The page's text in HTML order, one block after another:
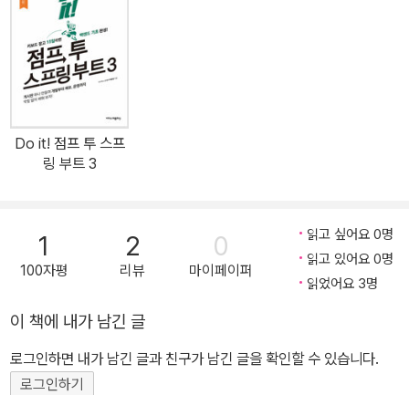
다. 최신 스프링 부트 3.5.0 버전을 기반으로 하고 있으며, 유튜브 강
의와 깃허브 Q&A 등 다양한 학습 지원도 함께 제공한다. 스프링 부트
입문부터 실무 적용까지, 한 권으로 백엔드 개발을 끝내고 싶을 때 개
념은 물론 실습과 배포까지, 실전 중심으로 탄탄히 익히고 싶을 때 혼
자서도 따라할 수 있는 실습 위주 학습서가 필요할 때 》 하나, 실무 중
심의 학습 흐름으로 백엔드 개발 전 과정을 체계적으로 익힌다! 이 책
플리케이션이며, 기획부터 화면 설계, DB 연동, 인증과 보안, 배포까
지 전체 개발 과정을 따라간다. 초심자도 흐름을 잃지 않도록 각 장마
다 실습 중심으로 구성되어 있으며, 핵심 개념은 구체적인 예제와 함
지, 최신 백엔드 기술을 손으로 익힌다! JPA, 타임리프, 스프링 시큐
리티, 통합/단위 테스트, 웹 필터 등 기본적인 백엔드 기술은 물론, A
WS와 도커를 이용한 실제 배포 환경까지 직접 구성해 본다. 또한 챕
Do it! 점프 투 스프
링 부트 3
1
100자평
2
리뷰
0
마이페이퍼
읽고 싶어요 0명
읽고 있어요 0명
읽었어요 3명
이 책에 내가 남긴 글
로그인하면 내가 남긴 글과 친구가 남긴 글을 확인할 수 있습니다.
로그인하기